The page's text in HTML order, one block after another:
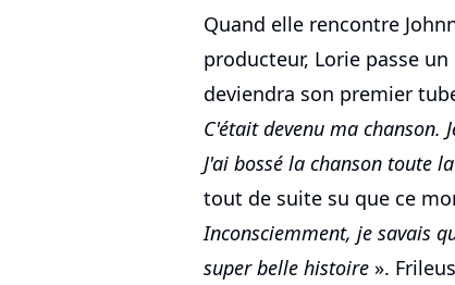
Quand elle rencontre
producteur, Lorie passe
deviendra son premier
C'était devenu ma chanson.
J'ai bossé la chanson toute
tout de suite su que ce
Inconsciemment, je savais
super belle histoire ».